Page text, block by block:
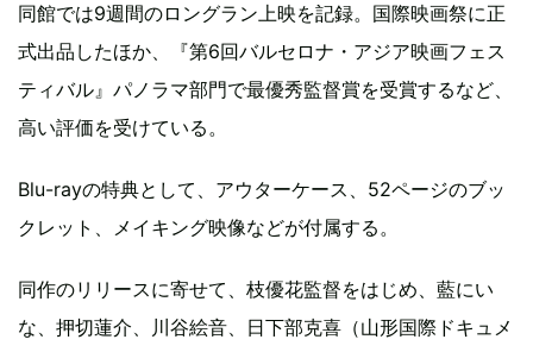
同館では9週間のロングラン上映を記録。国際映画祭に正
式出品したほか、『第6回バルセロナ・アジア映画フェス
ティバル』パノラマ部門で最優秀監督賞を受賞するなど、
高い評価を受けている。
Blu-rayの特典として、アウターケース、52ページのブッ
クレット、メイキング映像などが付属する。
同作のリリースに寄せて、枝優花監督をはじめ、藍にい
な、押切蓮介、川谷絵音、日下部克喜（山形国際ドキュメ